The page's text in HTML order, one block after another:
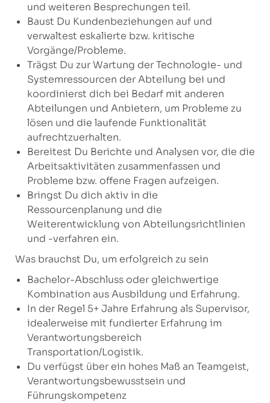
und weiteren Besprechungen teil.
Baust Du Kundenbeziehungen auf und
verwaltest eskalierte bzw. kritische
Vorgänge/Probleme.
Trägst Du zur Wartung der Technologie- und
Systemressourcen der Abteilung bei und
koordinierst dich bei Bedarf mit anderen
Abteilungen und Anbietern, um Probleme zu
lösen und die laufende Funktionalität
aufrechtzuerhalten.
Bereitest Du Berichte und Analysen vor, die die
Arbeitsaktivitäten zusammenfassen und
Probleme bzw. offene Fragen aufzeigen.
Bringst Du dich aktiv in die
Ressourcenplanung und die
Weiterentwicklung von Abteilungsrichtlinien
und -verfahren ein.
Was brauchst Du, um erfolgreich zu sein
Bachelor-Abschluss oder gleichwertige
Kombination aus Ausbildung und Erfahrung.
In der Regel 5+ Jahre Erfahrung als Supervisor,
idealerweise mit fundierter Erfahrung im
Verantwortungsbereich
Transportation/Logistik.
Du verfügst über ein hohes Maß an Teamgeist,
Verantwortungsbewusstsein und
Führungskompetenz